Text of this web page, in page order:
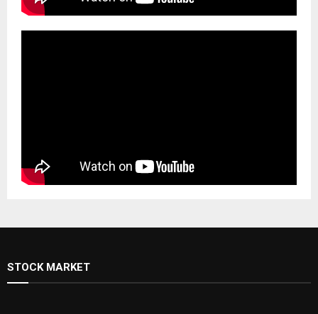
STOCK MARKET